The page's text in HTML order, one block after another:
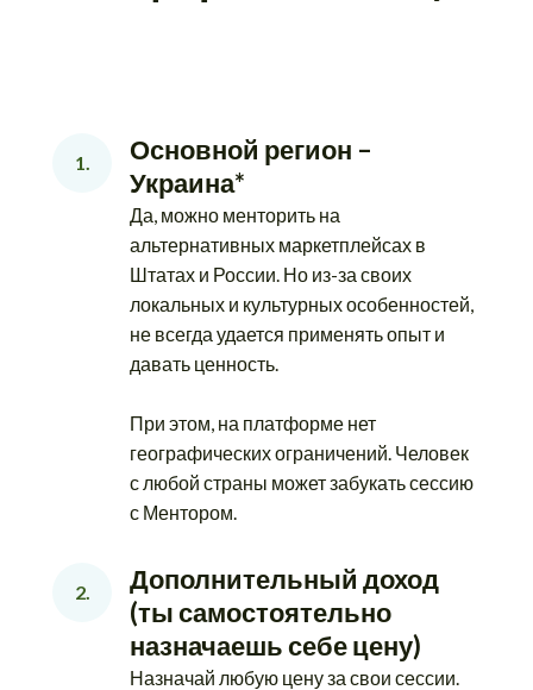
1.
Основной регион –
Украина*
Да, можно менторить на
альтернативных маркетплейсах в
Штатах и России. Но из-за своих
локальных и культурных особенностей,
не всегда удается применять опыт и
давать ценность.
При этом, на платформе нет
географических ограничений. Человек
с любой страны может забукать сессию
с Ментором.
2.
Дополнительный доход
(ты самостоятельно
назначаешь себе цену)
Назначай любую цену за свои сессии.